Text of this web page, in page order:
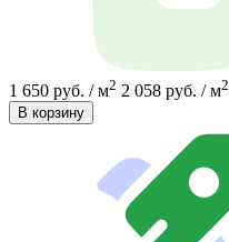
1 650 руб. / м2 2 058 руб. / м2
В корзину